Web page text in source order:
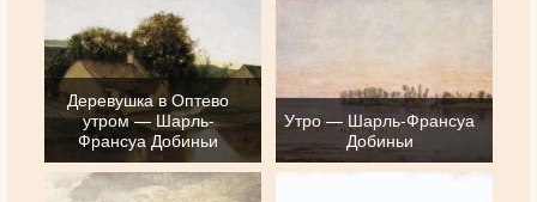
Деревушка в Оптево
утром — Шарль-
Франсуа Добиньи
Утро — Шарль-Франсуа
Добиньи